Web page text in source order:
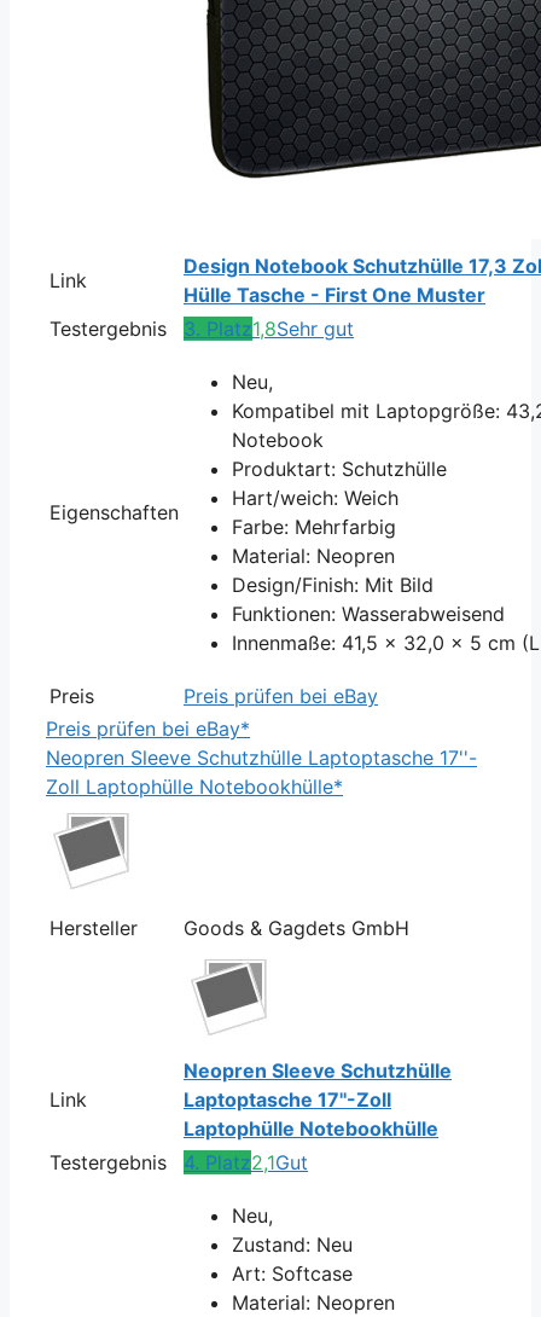
Link
Design Notebook Schutzhülle 17,3
Hülle Tasche - First One Muster
Testergebnis
3. Platz1,8Sehr gut
Eigenschaften
Neu,
Kompatibel mit Laptopgröße:
Notebook
Produktart: Schutzhülle
Hart/weich: Weich
Farbe: Mehrfarbig
Material: Neopren
Design/Finish: Mit Bild
Funktionen: Wasserabweisend
Innenmaße: 41,5 x 32,0 x 5 cm
Preis
Preis prüfen bei eBay
Preis prüfen bei eBay*
Neopren Sleeve Schutzhülle Laptoptasche 17''-
Zoll Laptophülle Notebookhülle*
Hersteller Goods & Gagdets GmbH
Link
Neopren Sleeve Schutzhülle
Laptoptasche 17''-Zoll
Laptophülle Notebookhülle
Testergebnis
4. Platz2,1Gut
Neu,
Zustand: Neu
Art: Softcase
Material: Neopren